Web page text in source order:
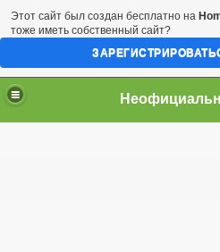
Этот сайт был создан бесплатно на
тоже иметь собственный сайт?